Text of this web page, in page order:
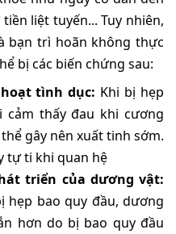
liệt tuyến... Tuy nhiên,
bạn trì hoãn không thực
bị các biến chứng sau:
tình dục: Khi bị hẹp
cảm thấy đau khi cương
gây nên xuất tinh sớm.
tự ti khi quan hệ
triển của dương vật:
bao quy đầu, dương
hơn do bị bao quy đầu